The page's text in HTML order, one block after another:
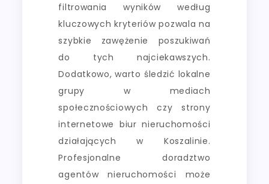
filtrowania wyników według
kluczowych kryteriów pozwala na
szybkie zawężenie poszukiwań
do tych najciekawszych.
Dodatkowo, warto śledzić lokalne
grupy w mediach
społecznościowych czy strony
internetowe biur nieruchomości
działających w Koszalinie.
Profesjonalne doradztwo
agentów nieruchomości może